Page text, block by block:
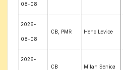
08-08
2026-
08-08
CB, PMR Heno Levice
2026-
CB Milan Senica